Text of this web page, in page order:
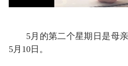
5月的第二个星期日是母
5月10日。